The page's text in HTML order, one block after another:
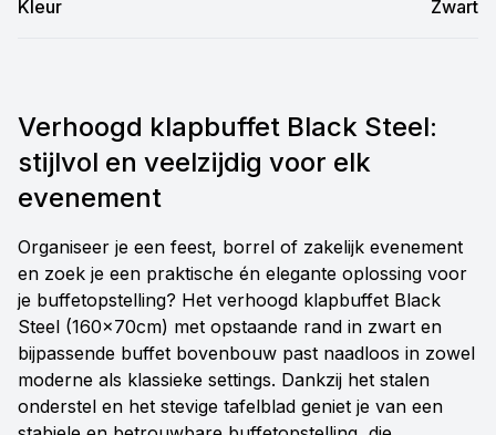
Kleur Zwart
Verhoogd klapbuffet Black Steel:
stijlvol en veelzijdig voor elk
evenement
Organiseer je een feest, borrel of zakelijk evenement
en zoek je een praktische én elegante oplossing voor
je buffetopstelling? Het verhoogd klapbuffet Black
Steel (160x70cm) met opstaande rand in zwart en
bijpassende buffet bovenbouw past naadloos in zowel
moderne als klassieke settings. Dankzij het stalen
onderstel en het stevige tafelblad geniet je van een